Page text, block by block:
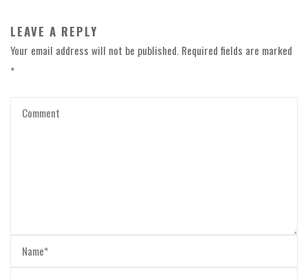
LEAVE A REPLY
Your email address will not be published. Required fields are marked
*